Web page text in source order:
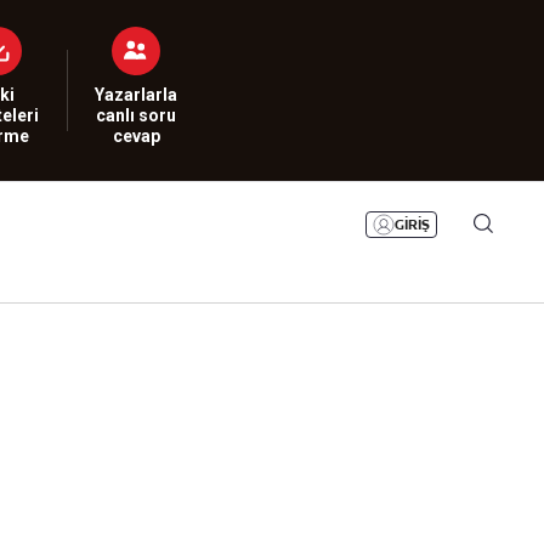
Yazarlarla
canlı soru
cevap
GİRİŞ
Namaz Vakitleri
Sesli Yayınlar